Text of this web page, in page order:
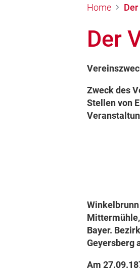
Home
Der
Zweck des
Stellen von
Bayer.
Geyersberg
Am